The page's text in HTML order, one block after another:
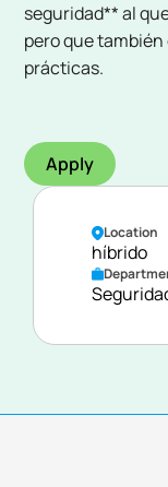
seguridad** al
pero que
prácticas.
Apply
Location
híbrido